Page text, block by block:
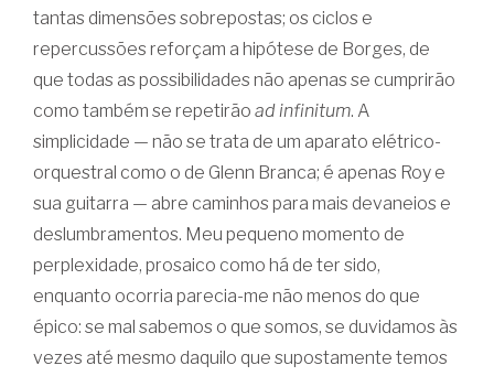
tantas dimensões sobrepostas; os ciclos e
repercussões reforçam a hipótese de Borges, de
que todas as possibilidades não apenas se cumprirão
como também se repetirão ad infinitum. A
simplicidade — não se trata de um aparato elétrico-
orquestral como o de Glenn Branca; é apenas Roy e
sua guitarra — abre caminhos para mais devaneios e
deslumbramentos. Meu pequeno momento de
perplexidade, prosaico como há de ter sido,
enquanto ocorria parecia-me não menos do que
épico: se mal sabemos o que somos, se duvidamos às
vezes até mesmo daquilo que supostamente temos